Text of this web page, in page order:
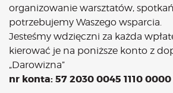
organizowanie warsztatów,
potrzebujemy Waszego wsparcia.
Jesteśmy wdzięczni za każda
kierować je na poniższe konto z
„Darowizna”
nr konta: 57 2030 0045 1110